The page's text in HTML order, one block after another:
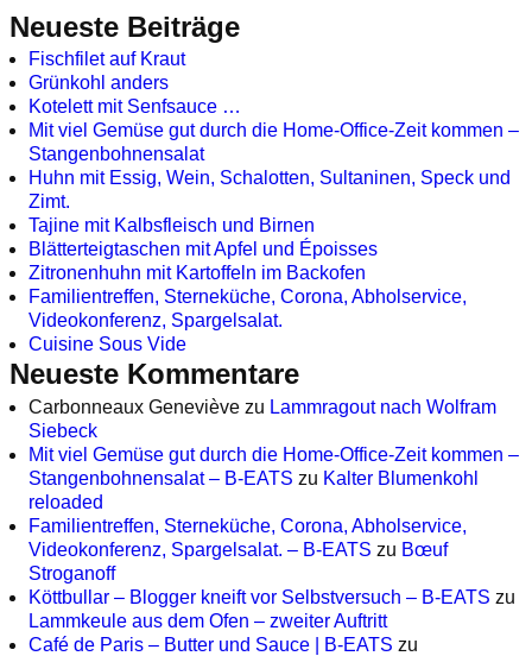
Neueste Beiträge
Fischfilet auf Kraut
Grünkohl anders
Kotelett mit Senfsauce …
Mit viel Gemüse gut durch die Home-Office-Zeit kommen –
Stangenbohnensalat
Huhn mit Essig, Wein, Schalotten, Sultaninen, Speck und
Zimt.
Tajine mit Kalbsfleisch und Birnen
Blätterteigtaschen mit Apfel und Époisses
Zitronenhuhn mit Kartoffeln im Backofen
Familientreffen, Sterneküche, Corona, Abholservice,
Videokonferenz, Spargelsalat.
Cuisine Sous Vide
Neueste Kommentare
Carbonneaux Geneviève zu Lammragout nach Wolfram
Siebeck
Mit viel Gemüse gut durch die Home-Office-Zeit kommen –
Stangenbohnensalat – B-EATS zu Kalter Blumenkohl
reloaded
Familientreffen, Sterneküche, Corona, Abholservice,
Videokonferenz, Spargelsalat. – B-EATS zu Bœuf
Stroganoff
Köttbullar – Blogger kneift vor Selbstversuch – B-EATS zu
Lammkeule aus dem Ofen – zweiter Auftritt
Café de Paris – Butter und Sauce | B-EATS zu